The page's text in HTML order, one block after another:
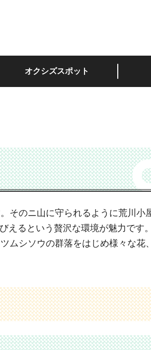
オクシズスポット
そのニ山に守られるように荒川小
えるという贅沢な環境が魅力で
ムシソウの群落をはじめ様々な花